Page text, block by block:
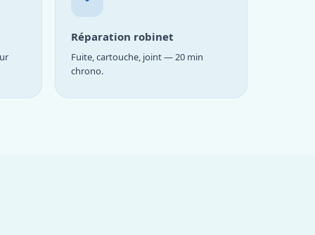
Réparation robinet
Fuite, cartouche, joint — 20 min
chrono.